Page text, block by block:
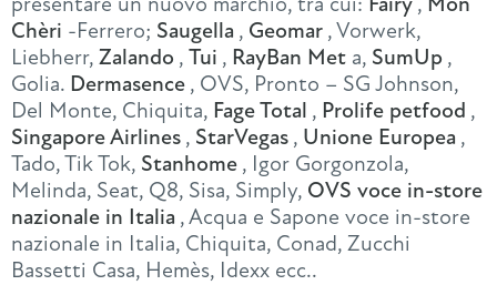
Chèri -Ferrero; Saugella , Geomar , Vorwerk,
Liebherr, Zalando , Tui , RayBan Met a, SumUp ,
Golia. Dermasence , OVS, Pronto – SG Johnson,
Del Monte, Chiquita, Fage Total , Prolife petfood ,
Singapore Airlines , StarVegas , Unione Europea ,
Tado, Tik Tok, Stanhome , Igor Gorgonzola,
Melinda, Seat, Q8, Sisa, Simply, OVS voce in-store
nazionale in Italia , Acqua e Sapone voce in-store
nazionale in Italia, Chiquita, Conad, Zucchi
Bassetti Casa, Hemès, Idexx ecc..